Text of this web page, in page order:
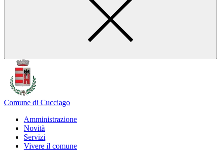
Comune di Cucciago
Amministrazione
Novità
Servizi
Vivere il comune